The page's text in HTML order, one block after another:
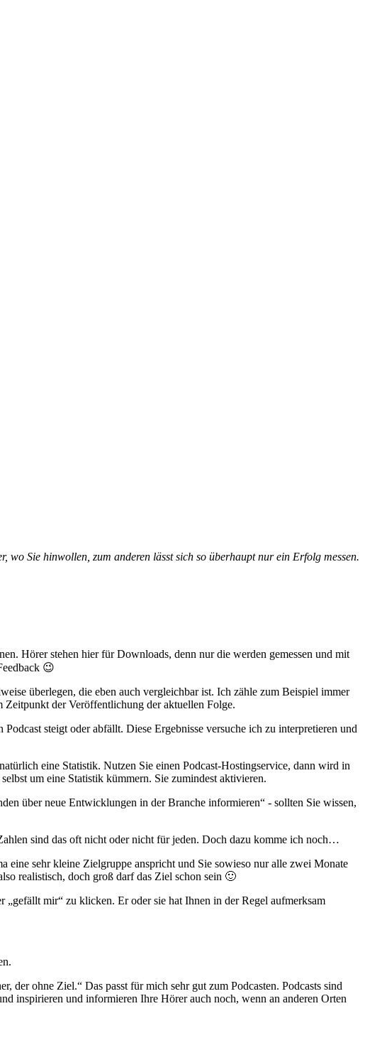
Sie hinwollen, zum anderen lässt sich so überhaupt nur ein Erfolg messen.
Hörer stehen hier für Downloads, denn nur die werden gemessen und mit
😉
überlegen, die eben auch vergleichbar ist. Ich zähle zum Beispiel immer
Zeitpunkt der Veröffentlichung der aktuellen Folge.
steigt oder abfällt. Diese Ergebnisse versuche ich zu interpretieren und
eine Statistik. Nutzen Sie einen Podcast-Hostingservice, dann wird in
um eine Statistik kümmern. Sie zumindest aktivieren.
über neue Entwicklungen in der Branche informieren“ - sollten Sie wissen,
sind das oft nicht oder nicht für jeden. Doch dazu komme ich noch…
eine sehr kleine Zielgruppe anspricht und Sie sowieso nur alle zwei Monate
realistisch, doch groß darf das Ziel schon sein 🙂
mir“ zu klicken. Er oder sie hat Ihnen in der Regel aufmerksam
der ohne Ziel.“ Das passt für mich sehr gut zum Podcasten. Podcasts sind
inspirieren und informieren Ihre Hörer auch noch, wenn an anderen Orten